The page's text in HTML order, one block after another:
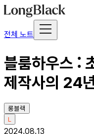
전체 노트
블룸하우스 :
제작사의 24
롱블랙
L
2024.08.13